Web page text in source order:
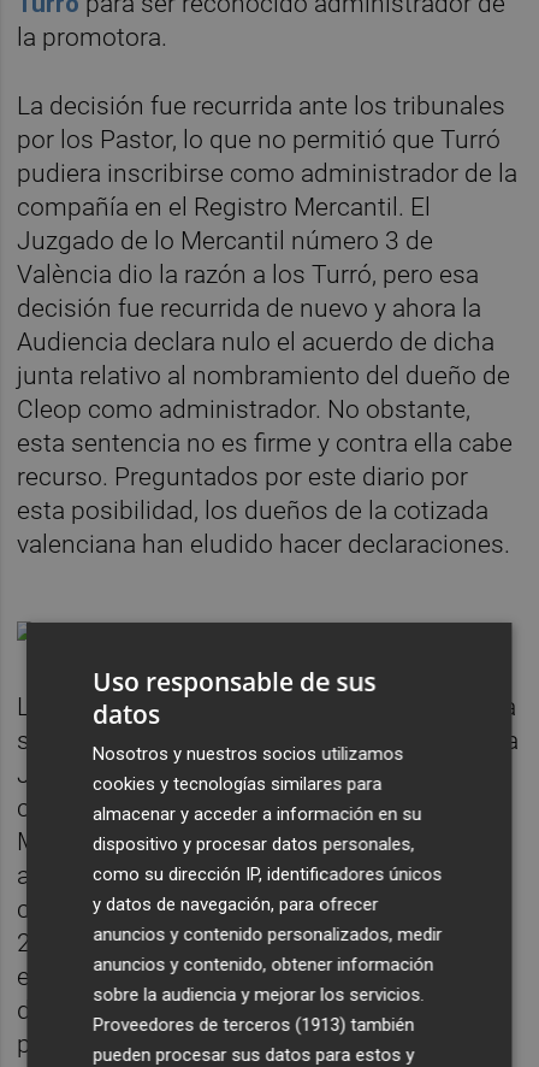
la promotora.
La decisión fue recurrida ante los tribunales
por los Pastor, lo que no permitió que Turró
pudiera inscribirse como administrador de la
compañía en el Registro Mercantil. El
Juzgado de lo Mercantil número 3 de
València dio la razón a los Turró, pero esa
decisión fue recurrida de nuevo y ahora la
Audiencia declara nulo el acuerdo de dicha
junta relativo al nombramiento del dueño de
Cleop como administrador. No obstante,
esta sentencia no es firme y contra ella cabe
recurso. Preguntados por este diario por
esta posibilidad, los dueños de la cotizada
valenciana han eludido hacer declaraciones.
Los magistrados de la Audiencia de Valencia
señalan que en la adopción del acuerdo de la
Junta del 3 de septiembre de 2018 se
computaron como votos favorables de
Mebru los correspondientes a 94.353
acciones suscritas por esta última mercantil
con ocasión de la ampliación de capital de
2006, que "está pendiente de íntegra
ejecución" y que, además, es el origen de la
disputa por la mayoría de la histórica
promotora de València.
Uso responsable de sus
datos
Nosotros y nuestros socios utilizamos
cookies y tecnologías similares para
almacenar y acceder a información en su
dispositivo y procesar datos personales,
como su dirección IP, identificadores únicos
y datos de navegación, para ofrecer
anuncios y contenido personalizados, medir
anuncios y contenido, obtener información
sobre la audiencia y mejorar los servicios.
Proveedores de terceros (1913) también
pueden procesar sus datos para estos y